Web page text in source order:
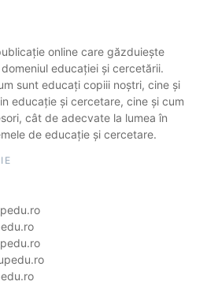
online care găzduiește
educației și cercetării.
sunt educați copiii noștri, cine și
educație și cercetare, cine și cum
cât de adecvate la lumea în
de educație și cercetare.